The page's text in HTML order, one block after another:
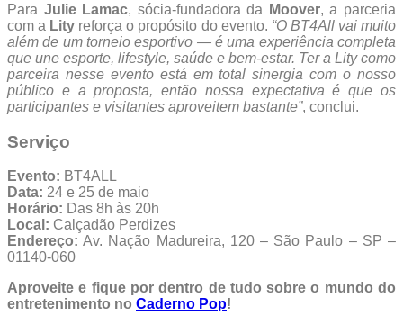
Para Julie Lamac, sócia-fundadora da Moover, a parceria
com a Lity reforça o propósito do evento. “O BT4All vai muito
além de um torneio esportivo — é uma experiência completa
que une esporte, lifestyle, saúde e bem-estar. Ter a Lity como
parceira nesse evento está em total sinergia com o nosso
público e a proposta, então nossa expectativa é que os
participantes e visitantes aproveitem bastante”, conclui.
Serviço
Evento: BT4ALL
Data: 24 e 25 de maio
Horário: Das 8h às 20h
Local: Calçadão Perdizes
Endereço: Av. Nação Madureira, 120 – São Paulo – SP –
01140-060
Aproveite e fique por dentro de tudo sobre o mundo do
entretenimento no Caderno Pop!